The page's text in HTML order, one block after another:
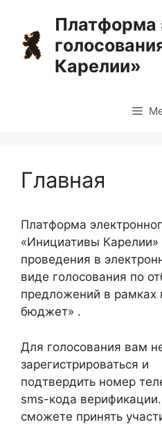
содержимому
Платформа
Карелии»
Главная
Платформа
«Инициативы
проведения в
виде голосования по
предложений в рамках
бюджет» .
Для голосования вам
зарегистрироваться и
подтвердить номер
sms-кода
сможете принять